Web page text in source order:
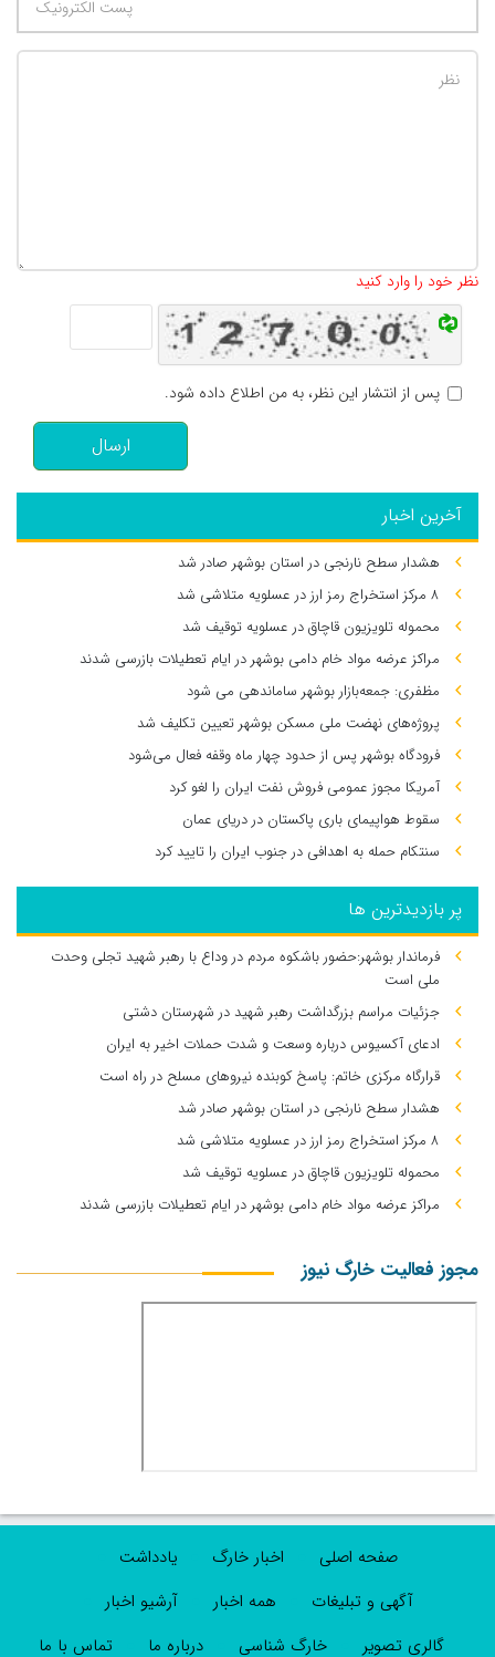
نظر خود را وارد کنید
پس از انتشار این نظر، به من اطلاع داده شود.
ارسال
آخرین اخبار
هشدار سطح نارنجی در استان بوشهر صادر شد
۸ مرکز استخراج رمز ارز در عسلویه متلاشی شد
محموله تلویزیون قاچاق در عسلویه توقیف شد
مراکز عرضه مواد خام دامی بوشهر در ایام تعطیلات بازرسی شدند
مظفری: جمعه‌بازار بوشهر ساماندهی می‌ شود
پروژه‌های نهضت ملی مسکن بوشهر تعیین تکلیف شد
فرودگاه بوشهر پس از حدود چهار ماه وقفه فعال می‌شود
آمریکا مجوز عمومی فروش نفت ایران را لغو کرد
سقوط هواپیمای باری پاکستان در دریای عمان
سنتکام حمله به اهدافی در جنوب ایران را تایید کرد
پر بازدیدترین ها
فرماندار بوشهر:حضور باشکوه مردم در وداع با رهبر شهید تجلی وحدت
ملی است
جزئیات مراسم بزرگداشت رهبر شهید در شهرستان دشتی
ادعای آکسیوس درباره وسعت و شدت حملات اخیر به ایران
قرارگاه مرکزی خاتم: پاسخ کوبنده نیروهای مسلح در راه است
هشدار سطح نارنجی در استان بوشهر صادر شد
۸ مرکز استخراج رمز ارز در عسلویه متلاشی شد
محموله تلویزیون قاچاق در عسلویه توقیف شد
مراکز عرضه مواد خام دامی بوشهر در ایام تعطیلات بازرسی شدند
مجوز فعالیت خارگ نیوز
صفحه اصلی اخبار خارگ
یادداشت
آگهی و تبلیغات
همه اخبار
آرشیو اخبار
گالری تصویر
خارگ شناسی درباره ما تماس با ما